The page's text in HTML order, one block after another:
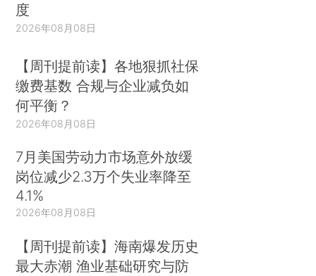
度
2026年08月08日
【周刊提前读】各地狠抓社保
缴费基数 合规与企业减负如
何平衡？
2026年08月08日
7月美国劳动力市场意外放缓
岗位减少2.3万个失业率降至
4.1%
2026年08月08日
【周刊提前读】海南爆发历史
最大赤潮 渔业基础研究与防